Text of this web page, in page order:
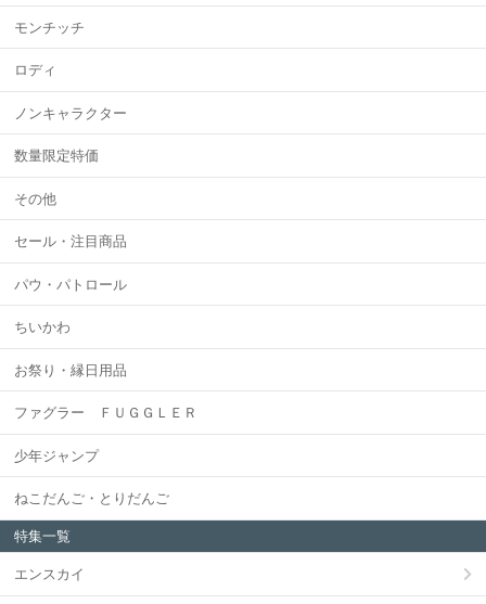
モンチッチ
ロディ
ノンキャラクター
数量限定特価
その他
セール・注目商品
パウ・パトロール
ちいかわ
お祭り・縁日用品
ファグラー ＦＵＧＧＬＥＲ
少年ジャンプ
ねこだんご・とりだんご
特集一覧
エンスカイ